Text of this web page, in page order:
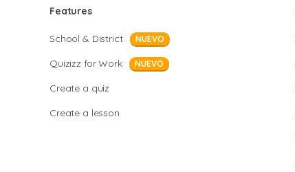
Features
School & District NUEVO
Quizizz for Work NUEVO
Create a quiz
Create a lesson